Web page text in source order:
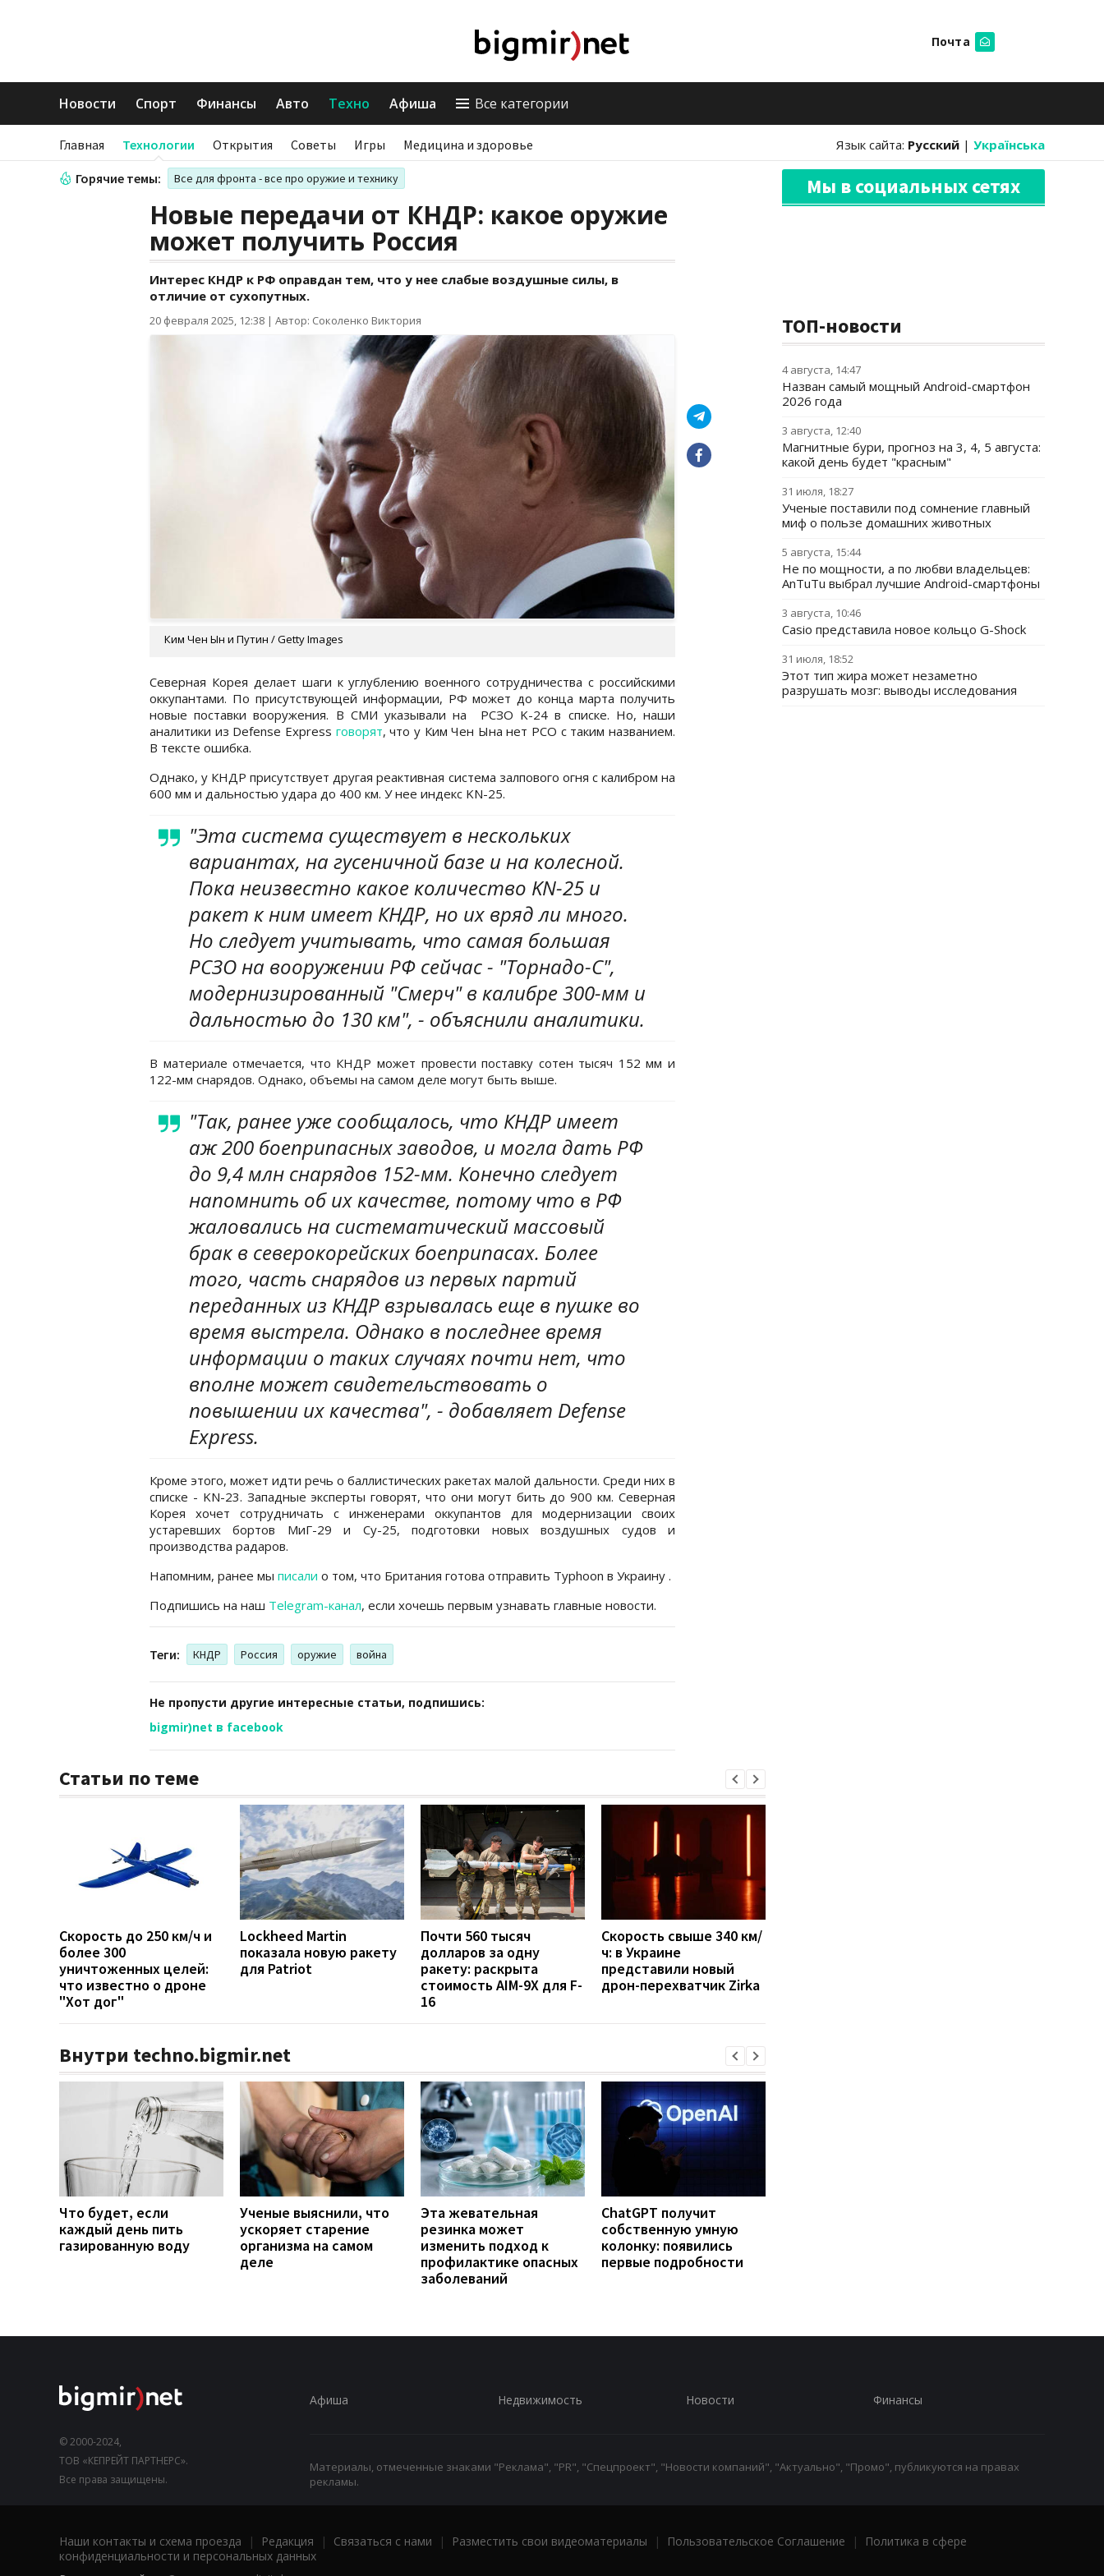
Почта
Новости Спорт Финансы Авто Техно Афиша Все категории
Главная Технологии Открытия Советы Игры Медицина и здоровье Язык сайта: Русский | Українська
Горячие темы: Все для фронта - все про оружие и технику
Новые передачи от КНДР: какое оружие
может получить Россия
Интерес КНДР к РФ оправдан тем, что у нее слабые воздушные силы, в
отличие от сухопутных.
20 февраля 2025, 12:38 | Автор: Соколенко Виктория
Ким Чен Ын и Путин / Getty Images
Северная Корея делает шаги к углублению военного сотрудничества с российскими
оккупантами. По присутствующей информации, РФ может до конца марта получить
новые поставки вооружения. В СМИ указывали на РСЗО K-24 в списке. Но, наши
аналитики из Defense Express говорят, что у Ким Чен Ына нет РСО с таким названием.
В тексте ошибка.
Однако, у КНДР присутствует другая реактивная система залпового огня с калибром на
600 мм и дальностью удара до 400 км. У нее индекс KN-25.
"Эта система существует в нескольких
вариантах, на гусеничной базе и на колесной.
Пока неизвестно какое количество KN-25 и
ракет к ним имеет КНДР, но их вряд ли много.
Но следует учитывать, что самая большая
РСЗО на вооружении РФ сейчас - "Торнадо-С",
модернизированный "Смерч" в калибре 300-мм и
дальностью до 130 км", - объяснили аналитики.
В материале отмечается, что КНДР может провести поставку сотен тысяч 152 мм и
122-мм снарядов. Однако, объемы на самом деле могут быть выше.
"Так, ранее уже сообщалось, что КНДР имеет
аж 200 боеприпасных заводов, и могла дать РФ
до 9,4 млн снарядов 152-мм. Конечно следует
напомнить об их качестве, потому что в РФ
жаловались на систематический массовый
брак в северокорейских боеприпасах. Более
того, часть снарядов из первых партий
переданных из КНДР взрывалась еще в пушке во
время выстрела. Однако в последнее время
информации о таких случаях почти нет, что
вполне может свидетельствовать о
повышении их качества", - добавляет Defense
Express.
Кроме этого, может идти речь о баллистических ракетах малой дальности. Среди них в
списке - KN-23. Западные эксперты говорят, что они могут бить до 900 км. Северная
Корея хочет сотрудничать с инженерами оккупантов для модернизации своих
устаревших бортов МиГ-29 и Су-25, подготовки новых воздушных судов и
производства радаров.
Напомним, ранее мы писали о том, что Британия готова отправить Typhoon в Украину .
Подпишись на наш Telegram-канал, если хочешь первым узнавать главные новости.
Теги: КНДР Россия оружие война
Не пропусти другие интересные статьи, подпишись:
bigmir)net в facebook
Статьи по теме
Скорость до 250 км/ч и
более 300
уничтоженных целей:
что известно о дроне
"Хот дог"
Lockheed Martin
показала новую ракету
для Patriot
Почти 560 тысяч
долларов за одну
ракету: раскрыта
стоимость AIM-9X для F-
16
Скорость свыше 340 км/
ч: в Украине
представили новый
дрон-перехватчик Zirka
Внутри techno.bigmir.net
Что будет, если
каждый день пить
газированную воду
Ученые выяснили, что
ускоряет старение
организма на самом
деле
Эта жевательная
резинка может
изменить подход к
профилактике опасных
заболеваний
ChatGPT получит
собственную умную
колонку: появились
первые подробности
Мы в социальных сетях
ТОП-новости
4 августа, 14:47
Назван самый мощный Android-смартфон
2026 года
3 августа, 12:40
Магнитные бури, прогноз на 3, 4, 5 августа:
какой день будет "красным"
31 июля, 18:27
Ученые поставили под сомнение главный
миф о пользе домашних животных
5 августа, 15:44
Не по мощности, а по любви владельцев:
AnTuTu выбрал лучшие Android-смартфоны
3 августа, 10:46
Casio представила новое кольцо G-Shock
31 июля, 18:52
Этот тип жира может незаметно
разрушать мозг: выводы исследования
© 2000-2024,
ТОВ «КЕПРЕЙТ ПАРТНЕРС».
Все права защищены.
Афиша Недвижимость Новости Финансы
Материалы, отмеченные знаками "Реклама", "PR", "Спецпроект", "Новости компаний", "Актуально", "Промо", публикуются на правах
рекламы.
Наши контакты и схема проезда | Редакция | Связаться с нами | Разместить свои видеоматериалы | Пользовательское Соглашение |
Политика в сфере
конфиденциальности и персональных данных